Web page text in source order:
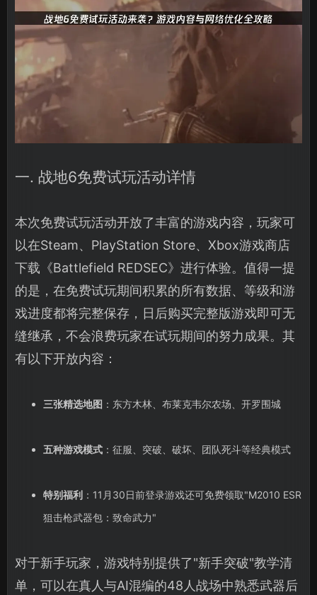
一. 战地6免费试玩活动详情
本次免费试玩活动开放了丰富的游戏内容，玩家可
以在Steam、PlayStation Store、Xbox游戏商店
下载《Battlefield REDSEC》进行体验。值得一提
的是，在免费试玩期间积累的所有数据、等级和游
戏进度都将完整保存，日后购买完整版游戏即可无
缝继承，不会浪费玩家在试玩期间的努力成果。其
有以下开放内容：
三张精选地图 ：东方木林、布莱克韦尔农场、开罗围城
五种游戏模式：征服、突破、破坏、团队死斗等经典模式
特别福利 ：11月30日前登录游戏还可免费领取"M2010 ESR
狙击枪武器包：致命武力"
对于新手玩家，游戏特别提供了"新手突破"教学清
单，可以在真人与AI混编的48人战场中熟悉武器后